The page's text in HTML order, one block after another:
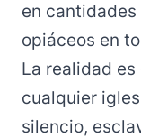
en cantidades
opiáceos en
La realidad
cualquier
silencio,